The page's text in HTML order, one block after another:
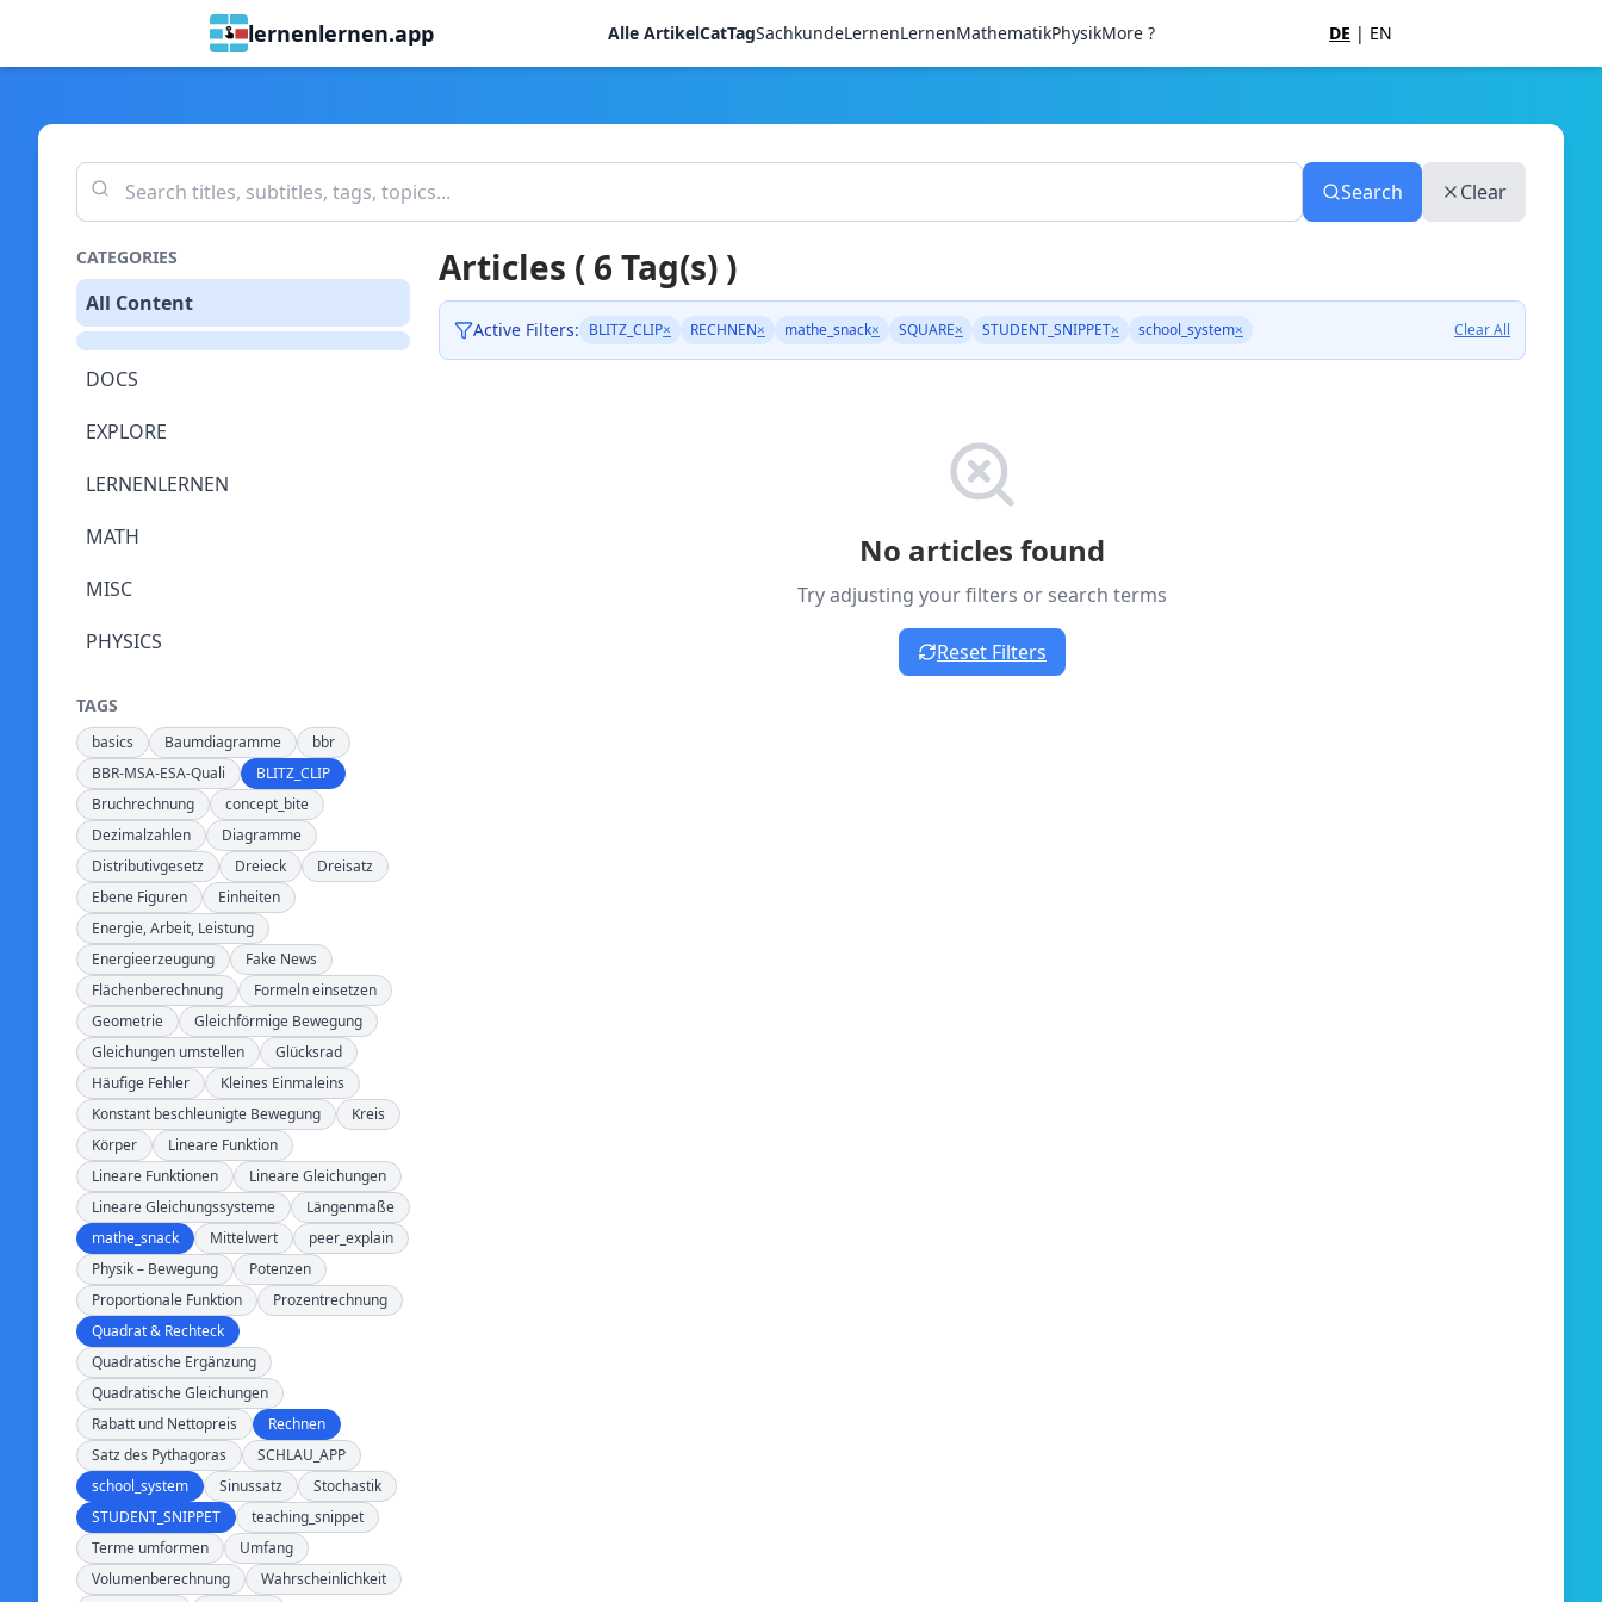
lernenlernen.app Alle ArtikelCatTagSachkundeLernenLernenMathematikPhysikMore ? DE | EN
Search Clear
CATEGORIES
All Content
DOCS
EXPLORE
LERNENLERNEN
MATH
MISC
PHYSICS
TAGS
basics Baumdiagramme
bbr
BBR-MSA-ESA-Quali
BLITZ_CLIP
Bruchrechnung
concept_bite
Dezimalzahlen
Diagramme
Distributivgesetz
Dreieck
Dreisatz
Ebene Figuren
Einheiten
Energie, Arbeit, Leistung
Energieerzeugung
Fake News
Flächenberechnung
Formeln einsetzen
Geometrie
Gleichförmige Bewegung
Gleichungen umstellen
Glücksrad
Häufige Fehler
Kleines Einmaleins
Konstant beschleunigte Bewegung
Kreis
Körper
Lineare Funktion
Lineare Funktionen
Lineare Gleichungen
Lineare Gleichungssysteme
Längenmaße
mathe_snack
Mittelwert
peer_explain
Physik – Bewegung
Potenzen
Proportionale Funktion
Prozentrechnung
Quadrat & Rechteck
Quadratische Ergänzung
Quadratische Gleichungen
Rabatt und Nettopreis
Rechnen
Satz des Pythagoras
SCHLAU_APP
school_system
Sinussatz
Stochastik
STUDENT_SNIPPET
teaching_snippet
Terme umformen
Umfang
Volumenberechnung
Wahrscheinlichkeit
Articles ( 6 Tag(s) )
Active Filters: BLITZ_CLIP× RECHNEN× mathe_snack× SQUARE× STUDENT_SNIPPET× school_system× Clear All
No articles found
Try adjusting your filters or search terms
Reset Filters